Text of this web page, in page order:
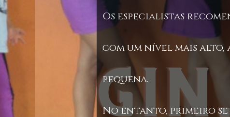
Os especialistas
com um nível mais alto,
pequena.
No entanto, primeiro se